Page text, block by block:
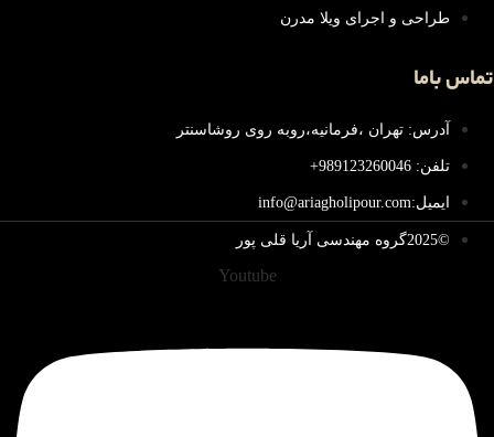
طراحی و اجرای ویلا مدرن
تماس باما
آدرس: تهران ،فرمانیه،روبه روی روشاسنتر
تلفن: 989123260046+
ایمیل:info@ariagholipour.com
©2025گروه مهندسی آریا قلی پور
Youtube